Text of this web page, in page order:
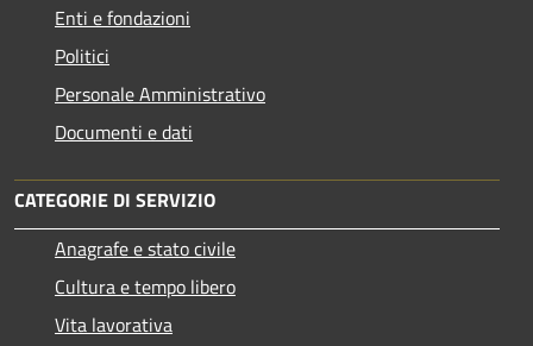
Enti e fondazioni
Politici
Personale Amministrativo
Documenti e dati
CATEGORIE DI SERVIZIO
Anagrafe e stato civile
Cultura e tempo libero
Vita lavorativa